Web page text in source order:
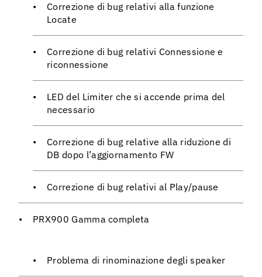
Correzione di bug relativi alla funzione
Locate
Correzione di bug relativi Connessione e
riconnessione
LED del Limiter che si accende prima del
necessario
Correzione di bug relative alla riduzione di
DB dopo l’aggiornamento FW
Correzione di bug relativi al Play/pause
PRX900 Gamma completa
Problema di rinominazione degli speaker